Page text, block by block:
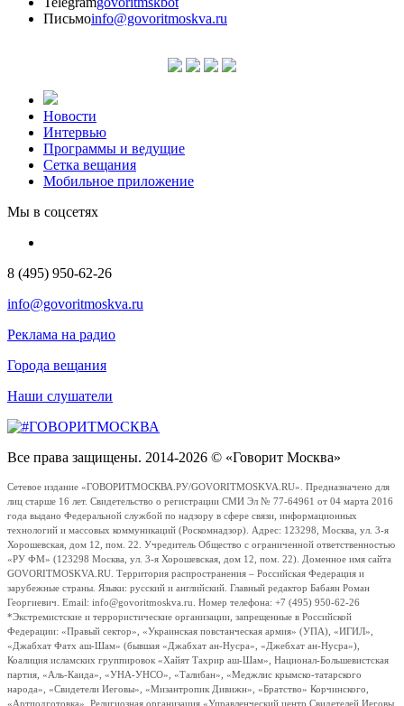
Письмоinfo@govoritmoskva.ru
Новости
Интервью
Программы и ведущие
Сетка вещания
Мобильное приложение
Мы в соцсетях
8 (495) 950-62-26
info@govoritmoskva.ru
Реклама на радио
Города вещания
Наши слушатели
Все права защищены. 2014-2026 © «Говорит Москва»
Сетевое издание «ГОВОРИТМОСКВА.РУ/GOVORITMOSKVA.RU». Предназначено для
лиц старше 16 лет. Свидетельство о регистрации СМИ Эл № 77-64961 от 04 марта 2016
года выдано Федеральной службой по надзору в сфере связи, информационных
технологий и массовых коммуникаций (Роскомнадзор). Адрес: 123298, Москва, ул. 3-я
Хорошевская, дом 12, пом. 22. Учредитель Общество с ограниченной ответственностью
«РУ ФМ» (123298 Москва, ул. 3-я Хорошевская, дом 12, пом. 22). Доменное имя сайта
GOVORITMOSKVA.RU. Территория распространения – Российская Федерация и
зарубежные страны. Языки: русский и английский. Главный редактор Бабаян Роман
Георгиевич. Email: info@govoritmoskva.ru. Номер телефона: +7 (495) 950-62-26
*Экстремистские и террористические организации, запрещенные в Российской
Федерации: «Правый сектор», «Украинская повстанческая армия» (УПА), «ИГИЛ»,
«Джабхат Фатх аш-Шам» (бывшая «Джабхат ан-Нусра», «Джебхат ан-Нусра»),
Коалиция исламских группировок «Хайят Тахрир аш-Шам», Национал-Большевистская
партия, «Аль-Каида», «УНА-УНСО», «Талибан», «Меджлис крымско-татарского
народа», «Свидетели Иеговы», «Мизантропик Дивижн», «Братство» Корчинского,
«Артподготовка», Религиозная организация «Управленческий центр Свидетелей Иеговы